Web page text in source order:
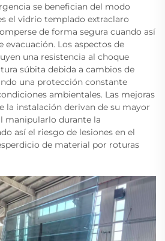
se benefician del modo
el vidrio templado extraclaro
de forma segura cuando así
evacuación. Los aspectos de
una resistencia al choque
súbita debida a cambios de
una protección constante
ambientales. Las mejoras
la instalación derivan de su mayor
manipularlo durante la
así el riesgo de lesiones en el
de material por roturas